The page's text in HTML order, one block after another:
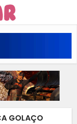
GOLAÇO